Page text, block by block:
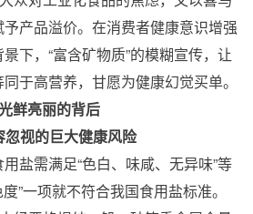
产品溢价。在消费者健康意识增强
下，“富含矿物质”的模糊宣传，让
于高营养，甘愿为健康幻觉买单。
鲜亮丽的背后
忽视的巨大健康风险
盐需满足“色白、味咸、无异味”等
”一项就不符合我国食用盐标准。